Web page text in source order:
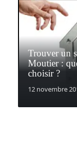
Trouver un
Moutier :
choisir ?
12 novembre